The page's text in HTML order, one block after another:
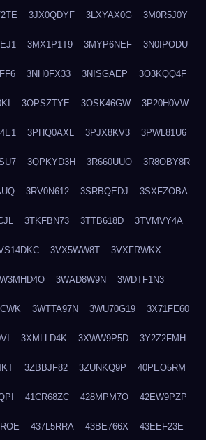
3JX0QDYF 3LXYAX0G 3M0R5J0Y
3MX1P1T9 3MYP6NEF 3N0IPODU
3NH0FX33 3NISGAEP 3O3KQQ4F
3OPSZTYE 3OSK46GW 3P20H0VW
3PHQ0AXL 3PJX8KV3 3PWL81U6
3QPKYD3H 3R660UUO 3R8OBY8R
3RV0N612 3SRBQEDJ 3SXFZOBA
3TKFBN73 3TTB618D 3TVMVY4A
3VX5WW8T 3VXFRWKX
3WAD8W9N 3WDTF1N3
3WTTA97N 3WU70G19 3X71FE60
3XMLLD4K 3XWW9P5D 3Y2Z2FMH
3ZBBJF82 3ZUNKQ9P 40PEO5RM
41CR68ZC 428MPM7O 42EW9PZP
437L5RRA 43BE766X 43EEF23E